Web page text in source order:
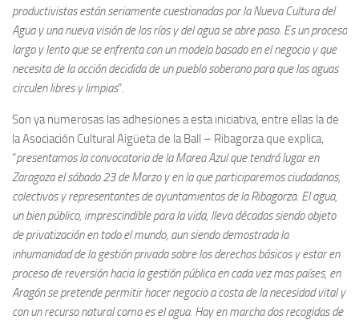
productivistas están seriamente cuestionadas por la Nueva Cultura del
Agua y una nueva visión de los ríos y del agua se abre paso. Es un proceso
largo y lento que se enfrenta con un modelo basado en el negocio y que
necesita de la acción decidida de un pueblo soberano para que las aguas
circulen libres y limpias”.
Son ya numerosas las adhesiones a esta iniciativa, entre ellas la de
la Asociación Cultural Aigüeta de la Ball – Ribagorza que explica,
“presentamos la convocatoria de la Marea Azul que tendrá lugar en
Zaragoza el sábado 23 de Marzo y en la que participaremos ciudadanos,
colectivos y representantes de ayuntamientos de la Ribagorza. El agua,
un bien público, imprescindible para la vida, lleva décadas siendo objeto
de privatización en todo el mundo, aun siendo demostrada la
inhumanidad de la gestión privada sobre los derechos básicos y estar en
proceso de reversión hacia la gestión pública en cada vez mas países, en
Aragón se pretende permitir hacer negocio a costa de la necesidad vital y
con un recurso natural como es el agua. Hay en marcha dos recogidas de